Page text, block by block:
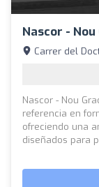
Nascor -
Carrer del
Nascor - Nou
referencia en
ofreciendo una
diseñados para